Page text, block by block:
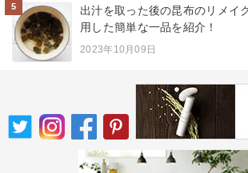
5
出汁を取った後の昆布のリメイ
用した簡単な一品を紹介！
2023年10月09日